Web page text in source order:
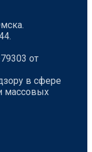
от
в сфере
массовых